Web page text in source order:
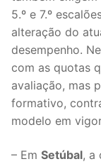
EDUCAÇÃO
ENSINO
5.º e 7.º
alteração do
desempenho.
com as quotas
avaliação, mas
formativo,
modelo em
– Em Setúbal, a